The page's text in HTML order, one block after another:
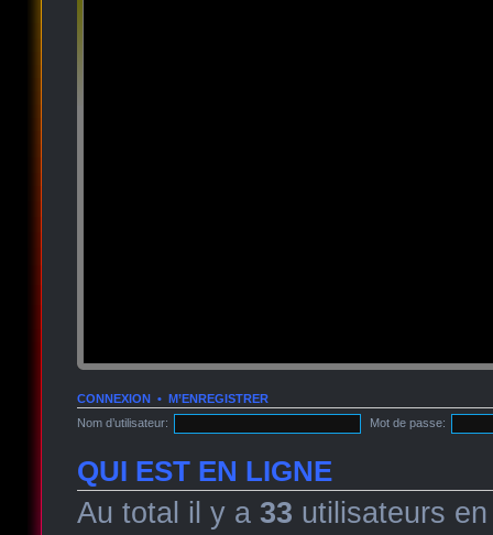
CONNEXION • M’ENREGISTRER
Nom d’utilisateur:
Mot de passe:
QUI EST EN LIGNE
Au total il y a 33 utilisateurs